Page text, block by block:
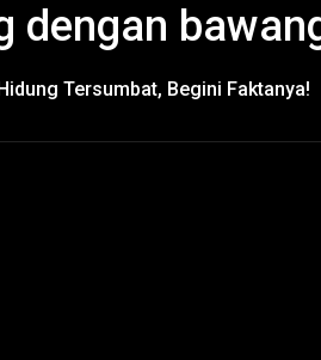
dengan
Tersumbat, Begini Faktanya!